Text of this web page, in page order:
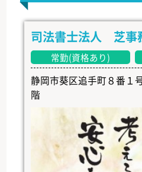
司法書士法人 芝事
常勤(資格あり)
静岡市葵区追手町８番１
階